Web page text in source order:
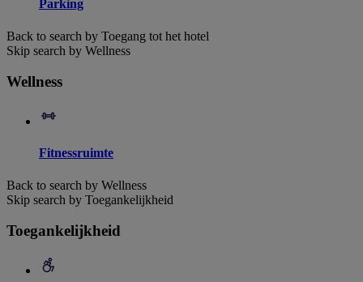
Parking
Back to search by Toegang tot het hotel
Skip search by Wellness
Wellness
Fitnessruimte
Back to search by Wellness
Skip search by Toegankelijkheid
Toegankelijkheid